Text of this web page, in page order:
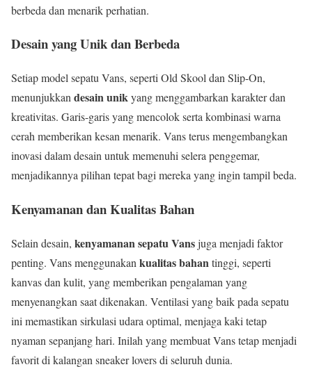
berbeda dan menarik perhatian.
Desain yang Unik dan Berbeda
Setiap model sepatu Vans, seperti Old Skool dan Slip-On,
menunjukkan desain unikyang menggambarkan karakter dan
kreativitas. Garis-garis yang mencolok serta kombinasi warna
cerah memberikan kesan menarik. Vans terus mengembangkan
inovasi dalam desain untuk memenuhi selera penggemar,
menjadikannya pilihan tepat bagi mereka yang ingin tampil beda.
Kenyamanan dan Kualitas Bahan
Selain desain, kenyamanan sepatu Vansjuga menjadi faktor
penting. Vans menggunakan kualitas bahan tinggi, seperti
kanvas dan kulit, yang memberikan pengalaman yang
menyenangkan saat dikenakan. Ventilasi yang baik pada sepatu
ini memastikan sirkulasi udara optimal, menjaga kaki tetap
nyaman sepanjang hari. Inilah yang membuat Vans tetap menjadi
favorit di kalangan sneaker lovers di seluruh dunia.